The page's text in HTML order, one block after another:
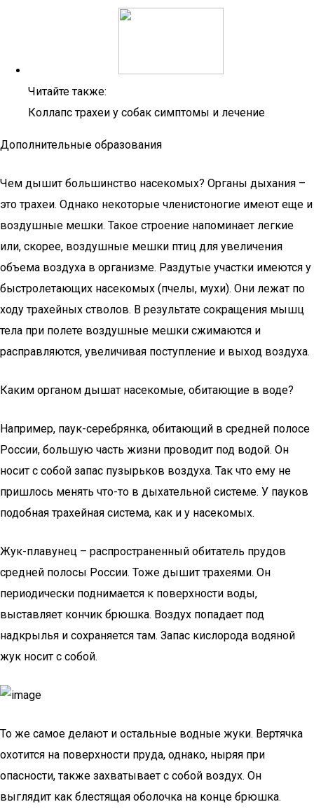
Читайте также:
Коллапс трахеи у собак симптомы и лечение
Дополнительные образования
Чем дышит большинство насекомых? Органы дыхания –
это трахеи. Однако некоторые членистоногие имеют еще и
воздушные мешки. Такое строение напоминает легкие
или, скорее, воздушные мешки птиц для увеличения
объема воздуха в организме. Раздутые участки имеются у
быстролетающих насекомых (пчелы, мухи). Они лежат по
ходу трахейных стволов. В результате сокращения мышц
тела при полете воздушные мешки сжимаются и
расправляются, увеличивая поступление и выход воздуха.
Каким органом дышат насекомые, обитающие в воде?
Например, паук-серебрянка, обитающий в средней полосе
России, большую часть жизни проводит под водой. Он
носит с собой запас пузырьков воздуха. Так что ему не
пришлось менять что-то в дыхательной системе. У пауков
подобная трахейная система, как и у насекомых.
Жук-плавунец – распространенный обитатель прудов
средней полосы России. Тоже дышит трахеями. Он
периодически поднимается к поверхности воды,
выставляет кончик брюшка. Воздух попадает под
надкрылья и сохраняется там. Запас кислорода водяной
жук носит с собой.
То же самое делают и остальные водные жуки. Вертячка
охотится на поверхности пруда, однако, ныряя при
опасности, также захватывает с собой воздух. Он
выглядит как блестящая оболочка на конце брюшка.